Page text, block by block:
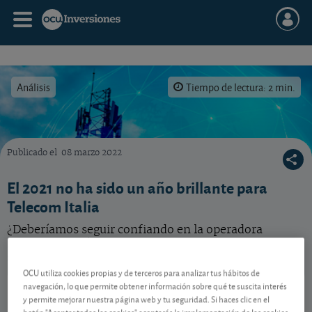
Análisis Tiempo de lectura: 2 min.
La operadora italiana de telecomunicaciones presenta un resultado 2021 poco brillante.
Publicado el 08 marzo 2022
El 2021 no ha sido un año brillante para
Telecom Italia
¿Deberíamos seguir confiando en la operadora
Telecom Italia
IT0005712671
7,634 EUR
OCU utiliza cookies propias y de terceros para analizar tus hábitos de
navegación, lo que permite obtener información sobre qué te suscita interés
y permite mejorar nuestra página web y tu seguridad. Si haces clic en el